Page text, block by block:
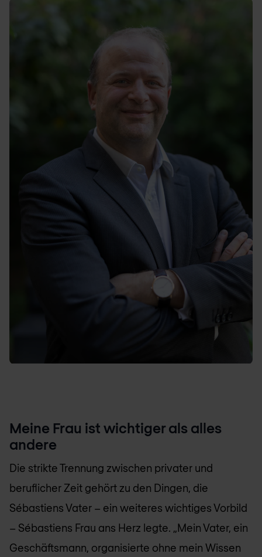
Meine Frau ist wichtiger als alles
andere
Die strikte Trennung zwischen privater und
beruflicher Zeit gehört zu den Dingen, die
Sébastiens Vater – ein weiteres wichtiges Vorbild
– Sébastiens Frau ans Herz legte. „Mein Vater, ein
Geschäftsmann, organisierte ohne mein Wissen